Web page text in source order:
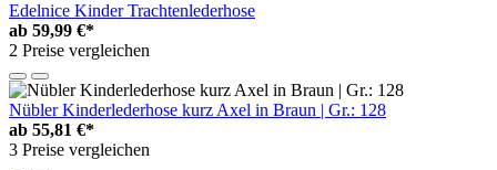
Edelnice Kinder Trachtenlederhose
ab 59,99 €*
2 Preise vergleichen
Nübler Kinderlederhose kurz Axel in Braun | Gr.: 128
ab 55,81 €*
3 Preise vergleichen